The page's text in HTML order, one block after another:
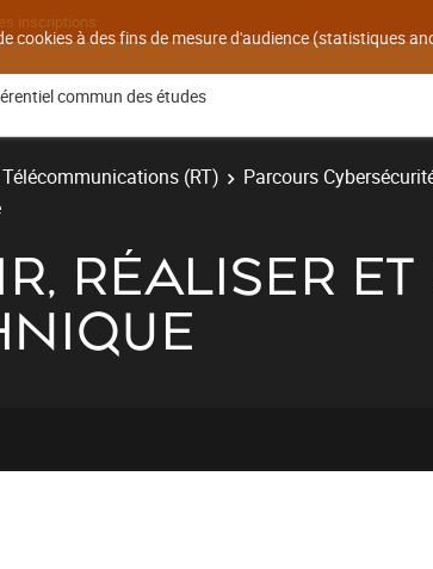
cookies à des fins de mesure d'audience (statistiques
inscriptions
commun des études
(RT)
Parcours
RÉALISER